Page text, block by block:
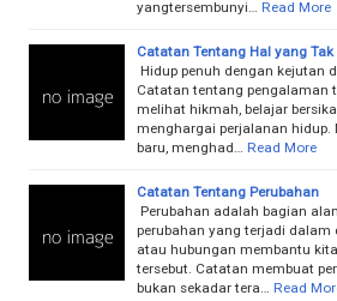
yangtersembunyi…
Read More
Catatan Tentang Hal yang Tak
Hidup penuh dengan kejutan
Catatan tentang pengalaman
melihat hikmah, belajar
menghargai perjalanan hidup.
baru, menghad…
Read More
Catatan Tentang Perubahan
Perubahan adalah bagian
perubahan yang terjadi dalam
atau hubungan membantu
tersebut. Catatan membuat
bukan sekadar tera…
Read